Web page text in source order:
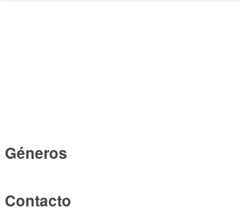
Géneros
Contacto